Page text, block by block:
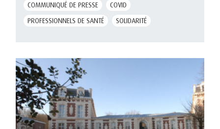
COMMUNIQUÉ DE PRESSE
COVID
PROFESSIONNELS DE SANTÉ
SOLIDARITÉ